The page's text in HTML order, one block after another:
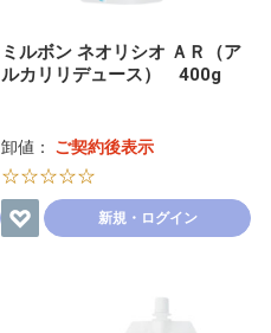
ミルボン ネオリシオ ＡＲ（ア
ルカリリデュース） 400g
卸値： ご契約後表示
☆☆☆☆☆
新規・ログイン